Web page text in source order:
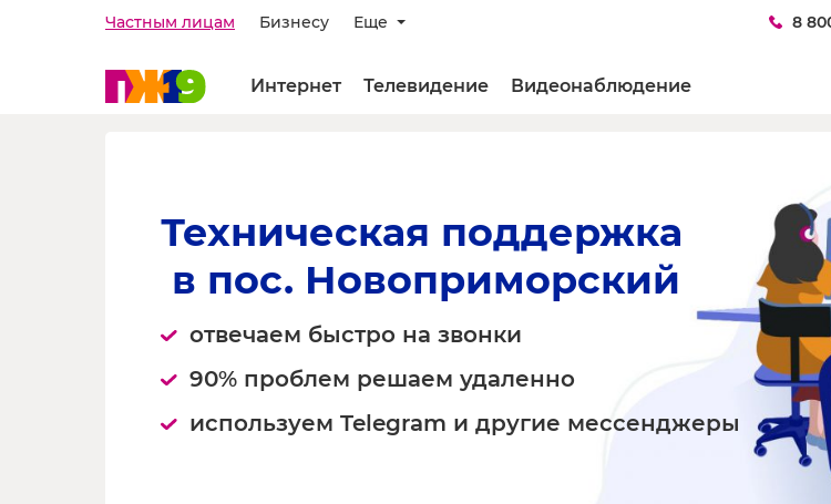
Частным лицам Бизнесу Еще 8
Интернет Телевидение Видеонаблюдение
Техническая поддержка
в пос. Новоприморский
отвечаем быстро на звонки
90% проблем решаем удаленно
используем Telegram и другие мессенджеры